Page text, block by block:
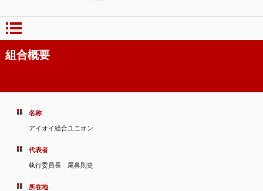
組合概要
名称
アイオイ総合ユニオン
代表者
執行委員長 尾鼻則史
所在地